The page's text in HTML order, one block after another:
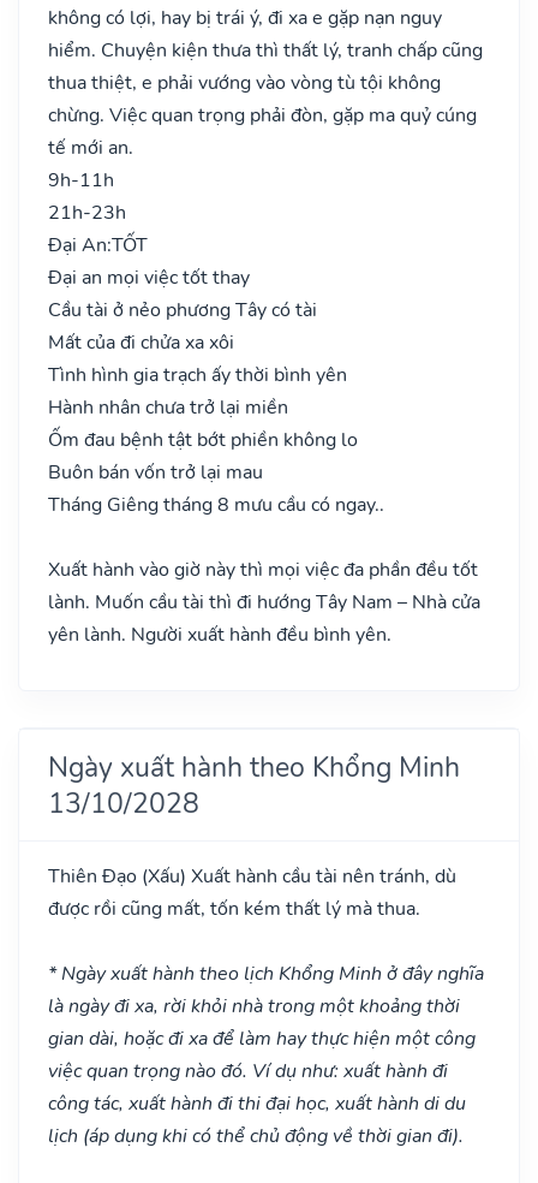
không có lợi, hay bị trái ý, đi xa e gặp nạn nguy
hiểm. Chuyện kiện thưa thì thất lý, tranh chấp cũng
thua thiệt, e phải vướng vào vòng tù tội không
chừng. Việc quan trọng phải đòn, gặp ma quỷ cúng
tế mới an.
9h-11h
21h-23h
Đại An:TỐT
Đại an mọi việc tốt thay
Cầu tài ở nẻo phương Tây có tài
Mất của đi chửa xa xôi
Tình hình gia trạch ấy thời bình yên
Hành nhân chưa trở lại miền
Ốm đau bệnh tật bớt phiền không lo
Buôn bán vốn trở lại mau
Tháng Giêng tháng 8 mưu cầu có ngay..
Xuất hành vào giờ này thì mọi việc đa phần đều tốt
lành. Muốn cầu tài thì đi hướng Tây Nam – Nhà cửa
yên lành. Người xuất hành đều bình yên.
Ngày xuất hành theo Khổng Minh
13/10/2028
Thiên Đạo (Xấu) Xuất hành cầu tài nên tránh, dù
được rồi cũng mất, tốn kém thất lý mà thua.
* Ngày xuất hành theo lịch Khổng Minh ở đây nghĩa
là ngày đi xa, rời khỏi nhà trong một khoảng thời
gian dài, hoặc đi xa để làm hay thực hiện một công
việc quan trọng nào đó. Ví dụ như: xuất hành đi
công tác, xuất hành đi thi đại học, xuất hành di du
lịch (áp dụng khi có thể chủ động về thời gian đi).